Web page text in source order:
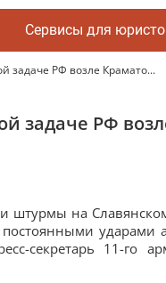
Сервисы для
задаче РФ возле Крамато...
задаче РФ
штурмы на
ударами
секретарь 11-го